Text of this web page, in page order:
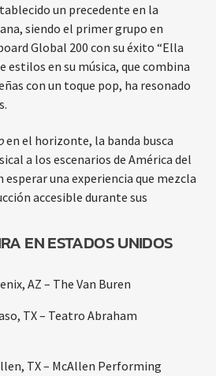
un precedente en la
siendo el primer grupo en
Global 200 con su éxito “Ella
estilos en su música, que combina
con un toque pop, ha resonado
en el horizonte, la banda busca
a los escenarios de América del
esperar una experiencia que mezcla
accesible durante sus
EN ESTADOS UNIDOS
AZ – The Van Buren
TX – Teatro Abraham
TX – McAllen Performing